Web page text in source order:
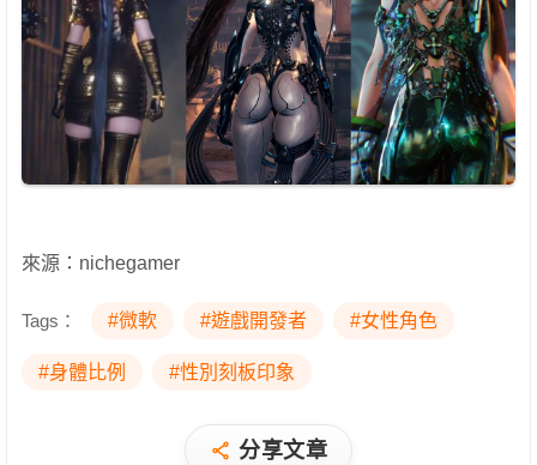
來源：nichegamer
Tags： #微軟 #遊戲開發者 #女性角色
#身體比例 #性別刻板印象
分享文章